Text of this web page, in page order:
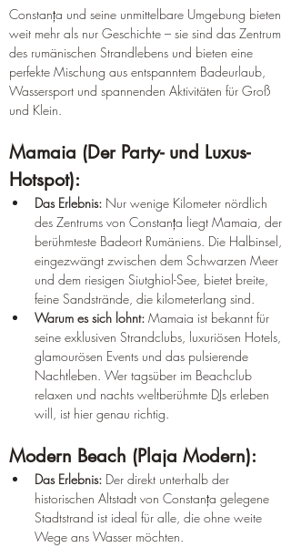
Constanța und seine unmittelbare Umgebung bieten
weit mehr als nur Geschichte – sie sind das Zentrum
des rumänischen Strandlebens und bieten eine
perfekte Mischung aus entspanntem Badeurlaub,
Wassersport und spannenden Aktivitäten für Groß
und Klein.
Mamaia (Der Party- und Luxus-
Hotspot):
Das Erlebnis: Nur wenige Kilometer nördlich
des Zentrums von Constanța liegt Mamaia, der
berühmteste Badeort Rumäniens. Die Halbinsel,
eingezwängt zwischen dem Schwarzen Meer
und dem riesigen Siutghiol-See, bietet breite,
feine Sandstrände, die kilometerlang sind.
Warum es sich lohnt: Mamaia ist bekannt für
seine exklusiven Strandclubs, luxuriösen Hotels,
glamourösen Events und das pulsierende
Nachtleben. Wer tagsüber im Beachclub
relaxen und nachts weltberühmte DJs erleben
will, ist hier genau richtig.
Modern Beach (Plaja Modern):
Das Erlebnis: Der direkt unterhalb der
historischen Altstadt von Constanța gelegene
Stadtstrand ist ideal für alle, die ohne weite
Wege ans Wasser möchten.